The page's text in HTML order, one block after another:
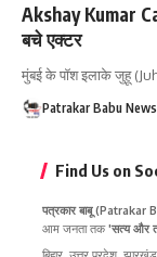
Akshay Kumar
बचे एक्टर
मुंबई के पॉश इलाके जुहू
Patrakar Babu
Find Us on
पत्रकार बाबू (Patrakar
आम जनता तक'सत्य और